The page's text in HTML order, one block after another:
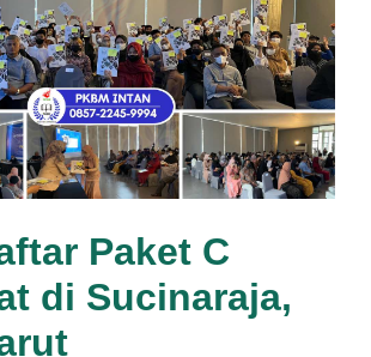
Paket C
di Sucinaraja,